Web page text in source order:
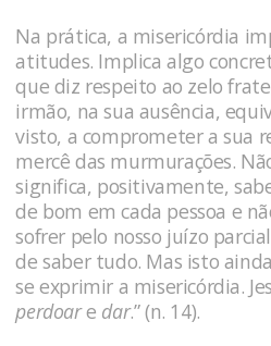
Na prática, a misericórdia
atitudes. Implica algo
que diz respeito ao zelo
irmão, na sua ausência,
visto, a comprometer a sua
mercê das murmurações.
significa, positivamente,
de bom em cada pessoa e
sofrer pelo nosso juízo
de saber tudo. Mas isto
se exprimir a misericórdia.
perdoare dar.” (n. 14).